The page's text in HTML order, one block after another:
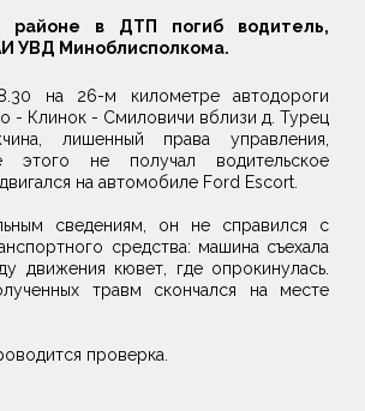
районе в ДТП погиб водитель,
УВД Миноблисполкома.
на 26-м километре автодороги
- Клинок - Смиловичи вблизи д. Турец
лишенный права управления,
этого не получал водительское
на автомобиле Ford Escort.
сведениям, он не справился с
средства: машина съехала
движения кювет, где опрокинулась.
травм скончался на месте
проверка.